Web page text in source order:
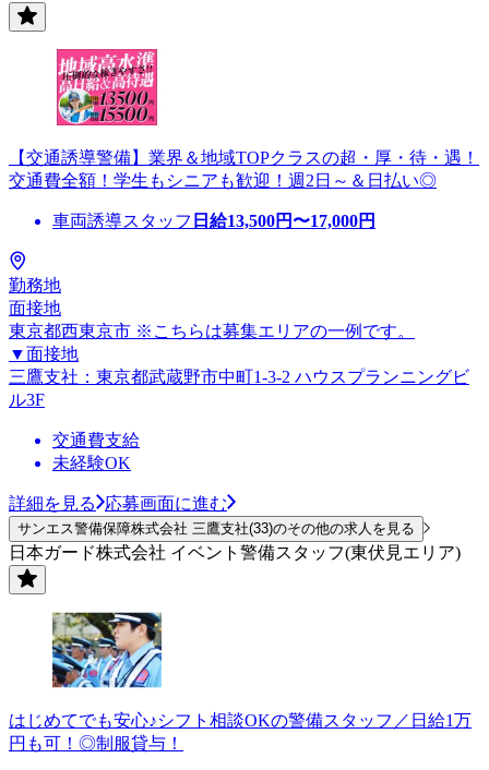
【交通誘導警備】業界＆地域TOPクラスの超・厚・待・遇！
交通費全額！学生もシニアも歓迎！週2日～＆日払い◎
車両誘導スタッフ 日給13,500円〜17,000円
勤務地
面接地
東京都西東京市 ※こちらは募集エリアの一例です。
▼面接地
三鷹支社：東京都武蔵野市中町1-3-2 ハウスプランニングビ
ル3F
交通費支給
未経験OK
詳細を見る 応募画面に進む
サンエス警備保障株式会社 三鷹支社(33)のその他の求人を見る
日本ガード株式会社 イベント警備スタッフ(東伏見エリア)
はじめてでも安心♪シフト相談OKの警備スタッフ／日給1万
円も可！◎制服貸与！